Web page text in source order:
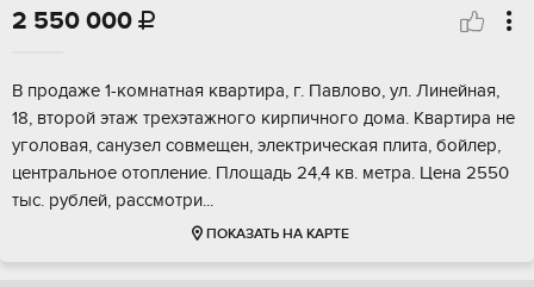
2 550 000 
В продаже 1-комнатная квартира, г. Павлово, ул. Линейная,
18, второй этаж трехэтажного кирпичного дома. Квартира не
уголовая, санузел совмещен, электрическая плита, бойлер,
центральное отопление. Площадь 24,4 кв. метра. Цена 2550
тыс. рублей, рассмотри...
ПОКАЗАТЬ НА КАРТЕ